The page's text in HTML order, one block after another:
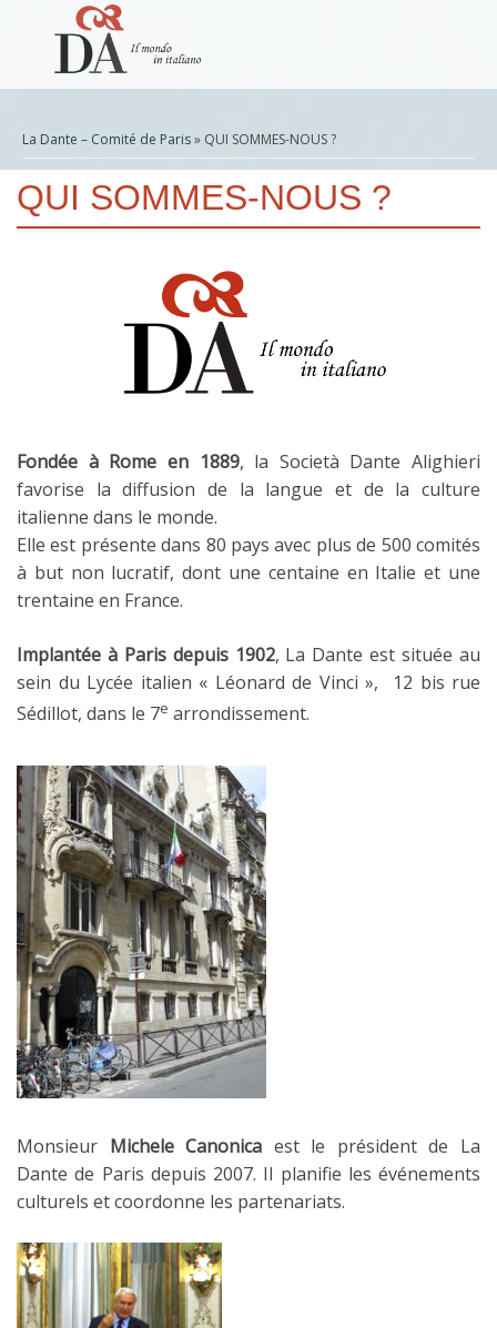
La Dante – Comité de Paris» QUI SOMMES-NOUS ?
QUI SOMMES-NOUS ?
Fondée à Rome en 1889, la Società Dante Alighieri
favorise la diffusion de la langue et de la culture
italienne dans le monde.
Elle est présente dans 80 pays avec plus de 500 comités
à but non lucratif, dont une centaine en Italie et une
trentaine en France.
Implantée à Paris depuis 1902, La Dante est située au
sein du Lycée italien « Léonard de Vinci », 12 bis rue
Sédillot, dans le 7e arrondissement.
Monsieur Michele Canonica est le président de La
Dante de Paris depuis 2007. Il planifie les événements
culturels et coordonne les partenariats.